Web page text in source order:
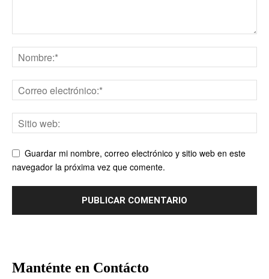
Guardar mi nombre, correo electrónico y sitio web en este
navegador la próxima vez que comente.
Manténte en Contácto